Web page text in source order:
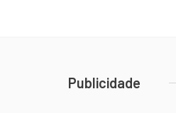
Publicidade